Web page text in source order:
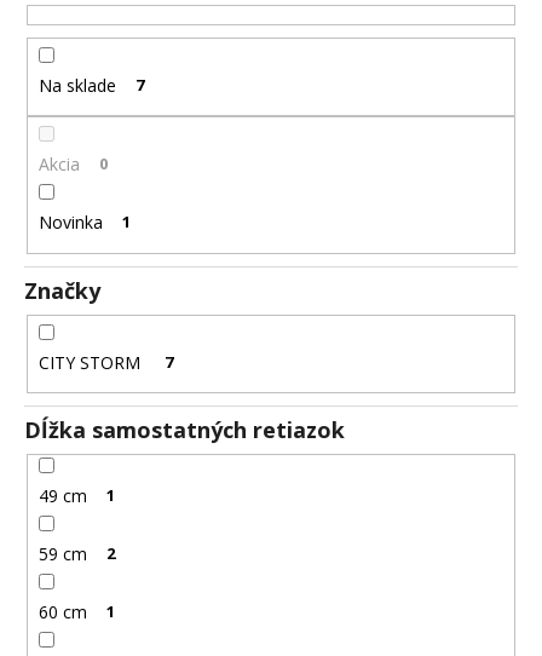
u
k
o
v
Na sklade 7
Akcia 0
Novinka 1
Značky
CITY STORM 7
Dĺžka samostatných retiazok
49 cm 1
59 cm 2
60 cm 1
á
ť
O
d
p
o
ú
a
m